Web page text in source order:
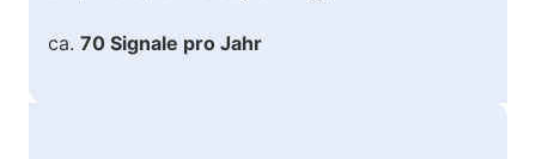
ca. 70 Signale pro Jahr